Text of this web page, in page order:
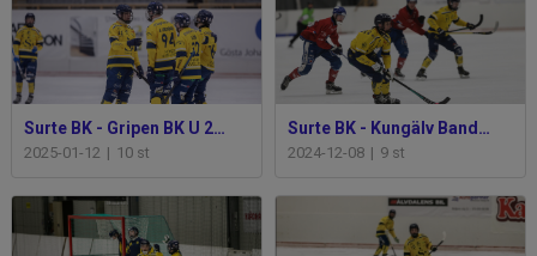
Surte BK - Gripen BK U 2025
2025-01-12 | 10 st
Surte BK - Kungälv Bandy 2024
2024-12-08 | 9 st